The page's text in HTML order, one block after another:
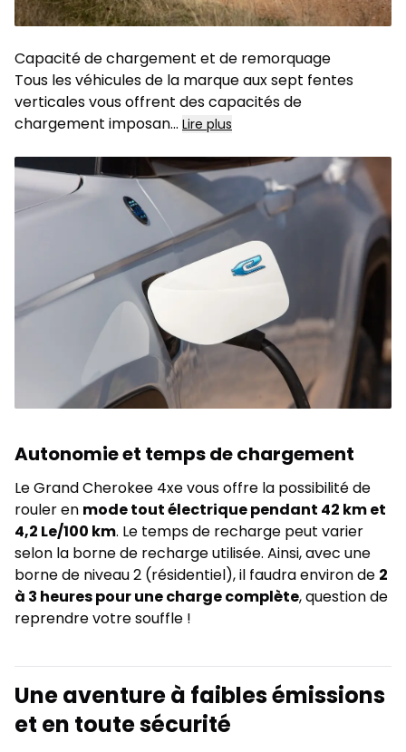
Capacité de chargement et de remorquage
Tous les véhicules de la marque aux sept fentes
verticales vous offrent des capacités de
chargement imposan... Lire plus
Autonomie et temps de chargement
Le Grand Cherokee 4xe vous offre la possibilité de
rouler en mode tout électrique pendant 42 km et
4,2 Le/100 km. Le temps de recharge peut varier
selon la borne de recharge utilisée. Ainsi, avec une
borne de niveau 2 (résidentiel), il faudra environ de 2
à 3 heures pour une charge complète, question de
reprendre votre souffle !
Une aventure à faibles émissions
et en toute sécurité